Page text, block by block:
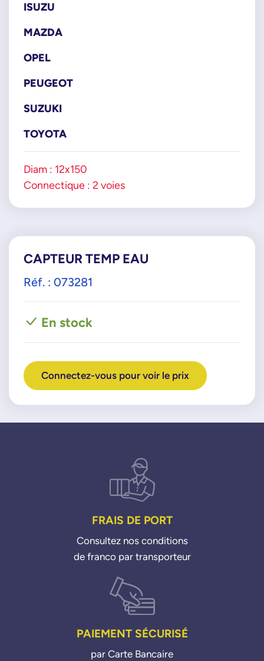
1528078E10
8945420010
8945460020
ISUZU
MAZDA
OPEL
PEUGEOT
SUZUKI
TOYOTA
Diam : 12x150
Connectique : 2 voies
CAPTEUR TEMP EAU
Réf. : 073281
En stock
Connectez-vous pour voir le prix
FRAIS DE PORT
Consultez nos conditions
de franco par transporteur
PAIEMENT SÉCURISÉ
par Carte Bancaire